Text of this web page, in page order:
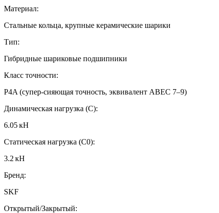
Материал:
Стальные кольца, крупные керамические шарики
Тип:
Гибридные шариковые подшипники
Класс точности:
P4A (супер‑сияющая точность, эквивалент ABEC 7–9)
Динамическая нагрузка (C):
6.05 кН
Статическая нагрузка (C0):
3.2 кН
Бренд:
SKF
Открытый/Закрытый: